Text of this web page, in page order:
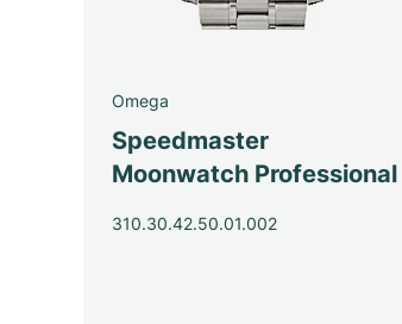
Omega
Speedmaster
Moonwatch Professional
310.30.42.50.01.002